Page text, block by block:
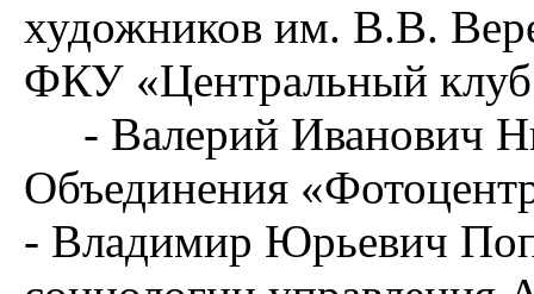
художников им. В.В.
ФКУ «Центральный
- Валерий Иванович
Объединения
- Владимир Юрьевич